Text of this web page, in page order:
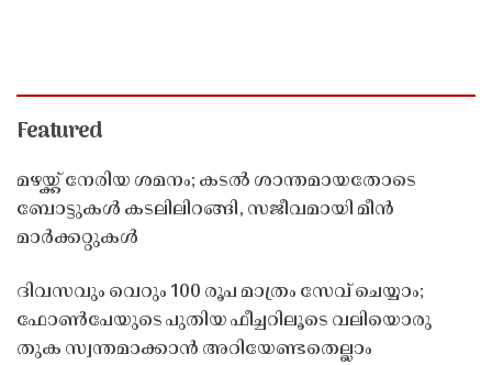
Featured
മഴയ്ക്ക് നേരിയ ശമനം; കടൽ ശാന്തമായതോടെ
ബോട്ടുകൾ കടലിലിറങ്ങി, സജീവമായി മീൻ
മാർക്കറ്റുകൾ
ദിവസവും വെറും 100 രൂപ മാത്രം സേവ് ചെയ്യാം;
ഫോൺപേയുടെ പുതിയ ഫീച്ചറിലൂടെ വലിയൊരു
തുക സ്വന്തമാക്കാൻ അറിയേണ്ടതെല്ലാം